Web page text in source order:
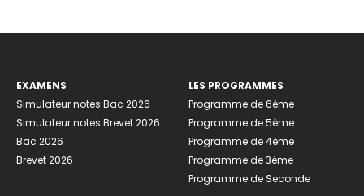
EXAMENS
Simulateur notes Bac 2026
Simulateur notes Brevet 2026
Bac 2026
Brevet 2026
LES PROGRAMMES
Programme de 6ème
Programme de 5ème
Programme de 4ème
Programme de 3ème
Programme de Seconde